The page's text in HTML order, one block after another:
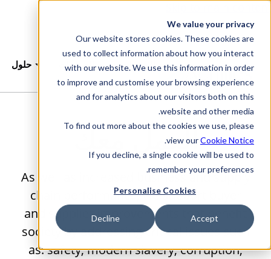
We value your privacy
Our website stores cookies. These cookies are
used to collect information about how you interact
with our website. We use this information in order
to improve and customise your browsing experience
and for analytics about our visitors both on this
website and other media.
To find out more about the cookies we use, please
view ourCookie Notice
.
If you decline, a single cookie will be used to
remember your preferences.
Personalise Cookies
Accept
Decline
المنتجات الصناعات حلول
العمل معك
As well as increased business and supply
chain performance, we support buyer
and supplier improvements that benefit
society by addressing critical issues such
as: safety, modern slavery, corruption,